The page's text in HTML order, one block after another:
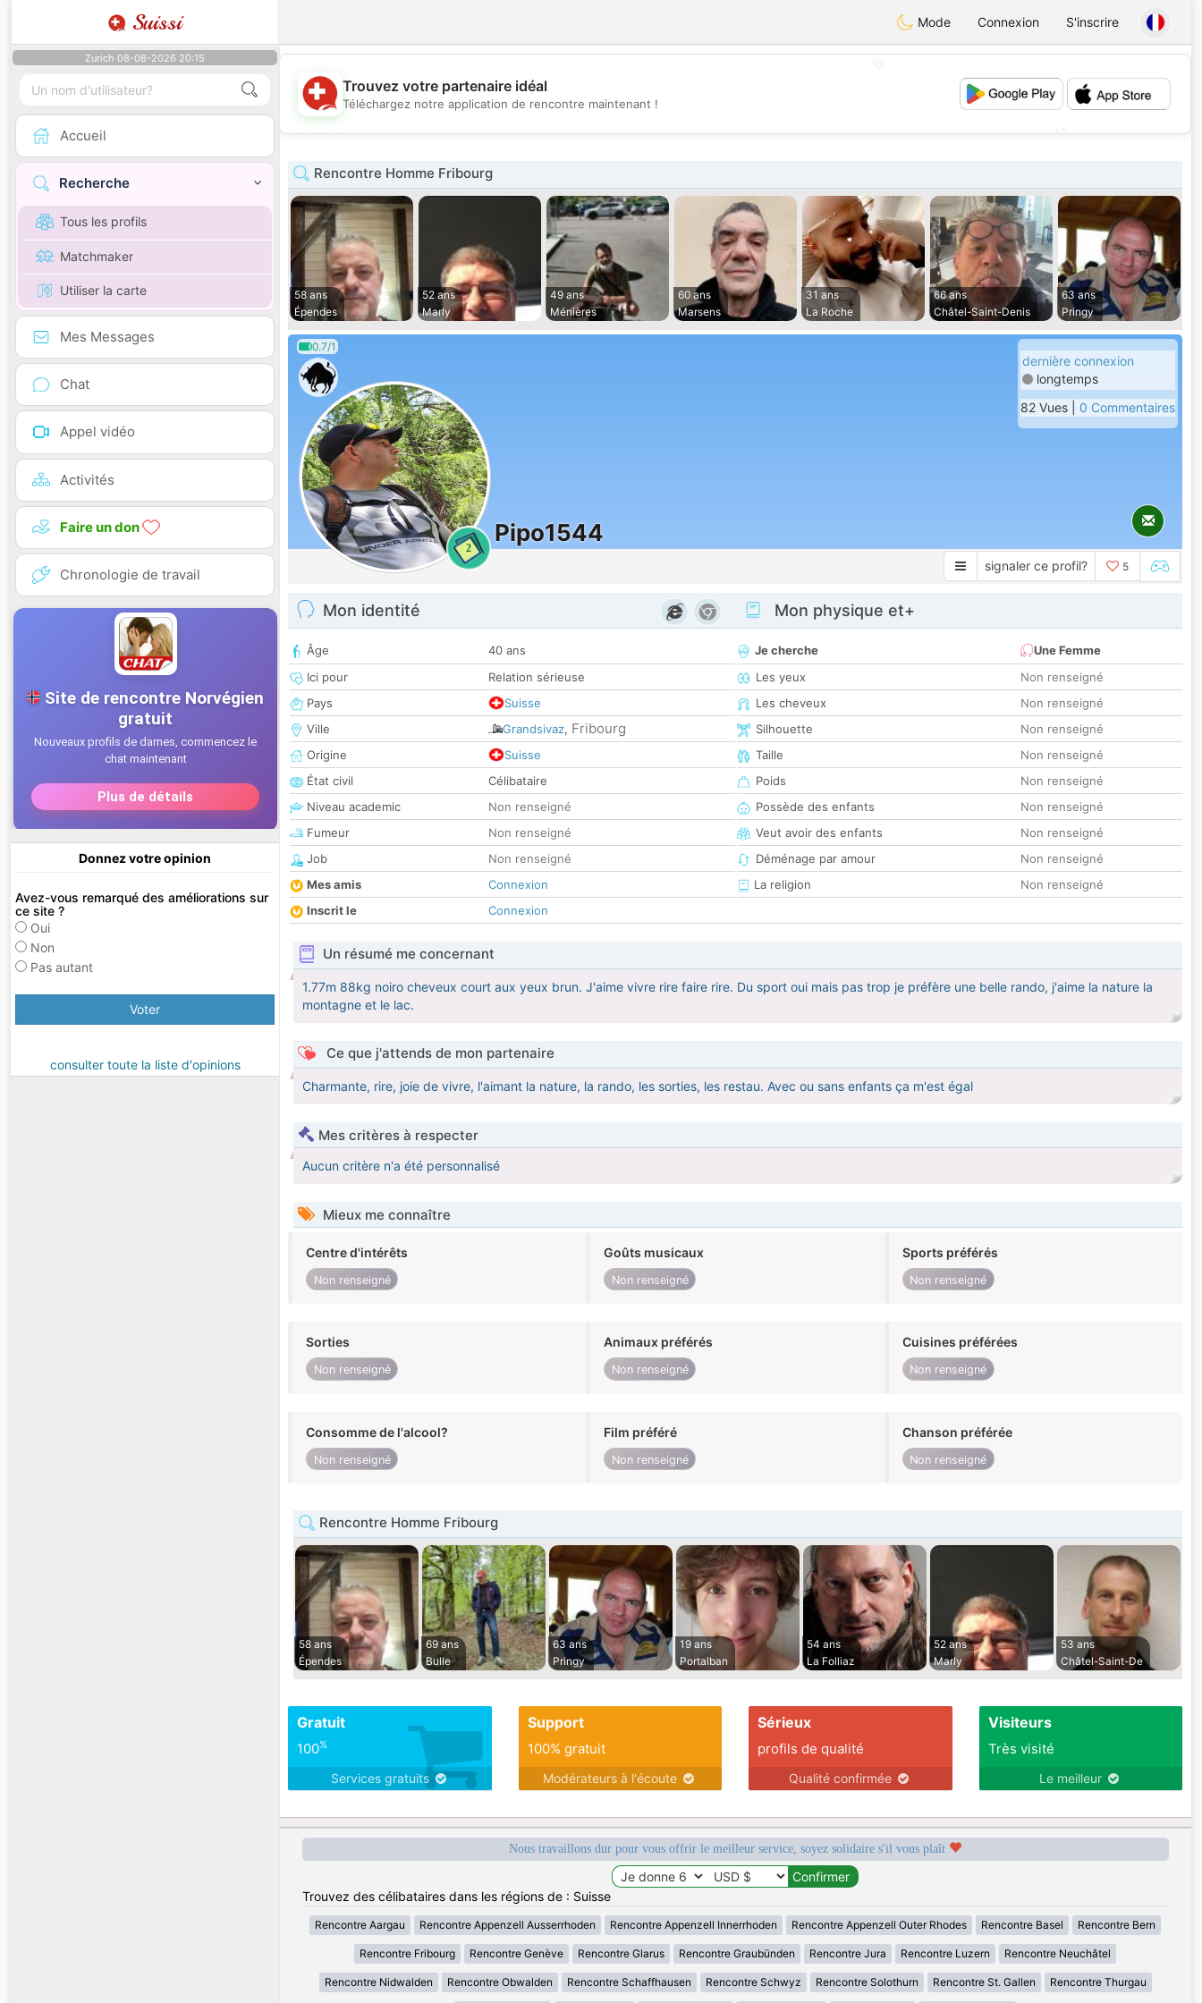
Suissi Mode Connexion S'inscrire
Zurich 08-08-2026 20:15
Accueil
Recherche
Tous les profils
Matchmaker
Utiliser la carte
Mes Messages
Chat
Appel vidéo
Activités
Faire un don
Chronologie de travail
Donnez votre opinion
Avez-vous remarqué des améliorations sur
ce site ?
Oui
Non
Pas autant
Voter
consulter toute la liste d'opinions
💖
💕
Trouvez votre partenaire idéal
Téléchargez notre application de rencontre maintenant !
Rencontre Homme Fribourg
58 ans
Épendes
52 ans
Marly
49 ans
Ménières
60 ans
Marsens
31 ans
La Roche
66 ans
Châtel-Saint-Denis
63 ans
Pringy
0.7/1
2
Pipo1544
dernière connexion
longtemps
82 Vues | 0 Commentaires
signaler ce profil? 5
Mon identité
Âge
40 ans
Ici pour
Relation sérieuse
Pays
Suisse
Ville
Grandsivaz, Fribourg
Origine
Suisse
État civil
Célibataire
Niveau academic
Non renseigné
Fumeur
Non renseigné
Job
Non renseigné
Mes amis
Connexion
Inscrit le
Connexion
Mon physique et+
Je cherche
Une Femme
Les yeux
Non renseigné
Les cheveux
Non renseigné
Silhouette
Non renseigné
Taille
Non renseigné
Poids
Non renseigné
Possède des enfants
Non renseigné
Veut avoir des enfants
Non renseigné
Déménage par amour
Non renseigné
La religion
Non renseigné
Un résumé me concernant
1.77m 88kg noiro cheveux court aux yeux brun. J'aime vivre rire faire rire. Du sport oui mais pas trop je préfère une belle rando, j'aime la nature la
montagne et le lac.
Ce que j'attends de mon partenaire
Charmante, rire, joie de vivre, l'aimant la nature, la rando, les sorties, les restau. Avec ou sans enfants ça m'est égal
Mes critères à respecter
Aucun critère n'a été personnalisé
Mieux me connaître
Centre d'intérêts
Non renseigné
Goûts musicaux
Non renseigné
Sports préférés
Non renseigné
Sorties
Non renseigné
Animaux préférés
Non renseigné
Cuisines préférées
Non renseigné
Consomme de l'alcool?
Non renseigné
Film préféré
Non renseigné
Chanson préférée
Non renseigné
Rencontre Homme Fribourg
58 ans
Épendes
69 ans
Bulle
63 ans
Pringy
19 ans
Portalban
54 ans
La Folliaz
52 ans
Marly
53 ans
Châtel-Saint-De
Gratuit
100%
Services gratuits
Support
100% gratuit
Modérateurs à l'écoute
Sérieux
profils de qualité
Qualité confirmée
Visiteurs
Très visité
Le meilleur
Nous travaillons dur pour vous offrir le meilleur service, soyez solidaire s'il vous plaît
Trouvez des célibataires dans les régions de : Suisse
Rencontre Aargau Rencontre Appenzell Ausserrhoden Rencontre Appenzell Innerrhoden Rencontre Appenzell Outer Rhodes Rencontre Basel Rencontre Bern
Rencontre Fribourg Rencontre Genève Rencontre Glarus Rencontre Graubünden Rencontre Jura Rencontre Luzern Rencontre Neuchâtel
Rencontre Nidwalden Rencontre Obwalden Rencontre Schaffhausen Rencontre Schwyz Rencontre Solothurn Rencontre St. Gallen Rencontre Thurgau